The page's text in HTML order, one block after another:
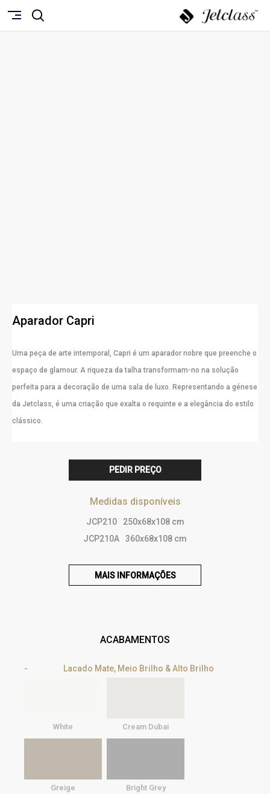
Aparador Capri
Uma peça de arte intemporal, Capri é um aparador nobre que preenche o
espaço de glamour. A riqueza da talha transformam-no na solução
perfeita para a decoração de uma sala de luxo. Representando a génese
da Jetclass, é uma criação que exalta o requinte e a elegância do estilo
clássico.
PEDIR PREÇO
Medidas disponíveis
JCP210
250x68x108 cm
JCP210A
360x68x108 cm
MAIS INFORMAÇÕES
ACABAMENTOS
Lacado Mate, Meio Brilho & Alto Brilho
White Cream Dubai
Greige Bright Grey